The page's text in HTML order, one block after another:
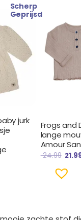
Scherp
Geprijsd
jurk
Frogs and
lange
Amour
24.99
prijs
was:
€